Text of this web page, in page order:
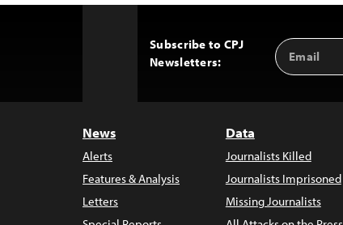
Subscribe to CPJ
Newsletters:
Email
Address
News
Alerts
Features & Analysis
Letters
Data
Journalists Killed
Journalists Imprisoned
Missing Journalists